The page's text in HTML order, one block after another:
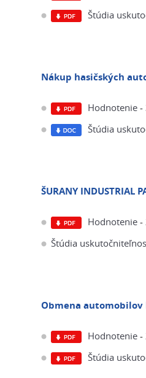
Štúdia
Nákup hasičských
Hodnotenie-
Štúdia
ŠURANY INDUSTRIAL
Hodnotenie-
Štúdia
Obmena automobilov
Hodnotenie-
Štúdia